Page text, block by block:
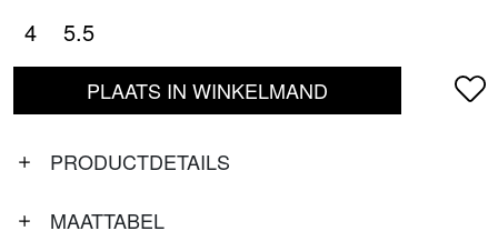
4 5.5
PLAATS IN WINKELMAND
PRODUCTDETAILS
MAATTABEL